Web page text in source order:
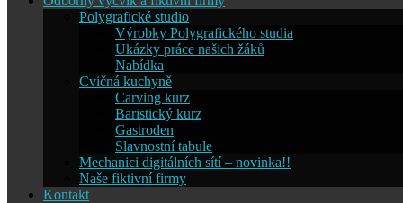
Polygrafické studio
Výrobky Polygrafického studia
Ukázky práce našich žáků
Nabídka
Cvičná kuchyně
Carving kurz
Baristický kurz
Gastroden
Slavnostní tabule
Mechanici digitálních sítí – novinka!!
Naše fiktivní firmy
Kontakt